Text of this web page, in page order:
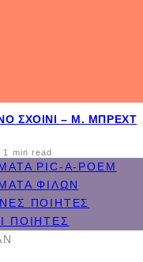
ΣΧΟΙΝΊ – Μ. ΜΠΡΕΧΤ
1 min read
PIC-A-POEM
ΦΊΛΩΝ
ΠΟΙΗΤΈΣ
ΠΟΙΗΤΈΣ